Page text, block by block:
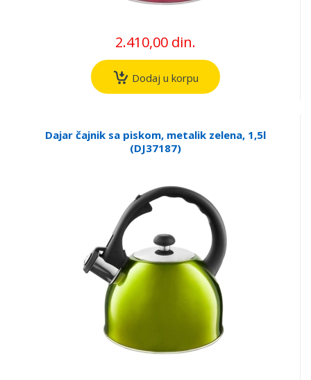
2.410,00 din.
Dodaj u korpu
Dajar čajnik sa piskom, metalik zelena, 1,5l
(DJ37187)